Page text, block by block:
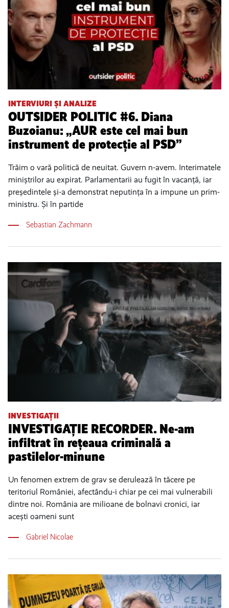
INTERVIURI ȘI ANALIZE
OUTSIDER POLITIC #6. Diana
Buzoianu: „AUR este cel mai bun
instrument de protecție al PSD”
Trăim o vară politică de neuitat. Guvern n-avem. Interimatele
miniștrilor au expirat. Parlamentarii au fugit în vacanță, iar
președintele și-a demonstrat neputința în a impune un prim-
ministru. Și în partide
Sebastian Zachmann
INVESTIGAȚII
INVESTIGAȚIE RECORDER. Ne-am
infiltrat în rețeaua criminală a
pastilelor-minune
Un fenomen extrem de grav se derulează în tăcere pe
teritoriul României, afectându-i chiar pe cei mai vulnerabili
dintre noi. România are milioane de bolnavi cronici, iar
acești oameni sunt
Gabriel Nicolae